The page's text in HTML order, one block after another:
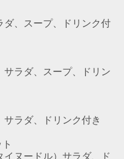
ダ、スープ、ドリンク付
サラダ、スープ、ドリン
サラダ、ドリンク付き
ヌードル） サラダ、ド